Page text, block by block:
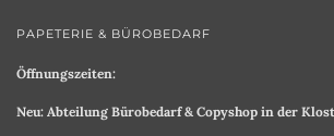
PAPETERIE & BÜROBEDARF
Öffnungszeiten:
Neu: Abteilung Bürobedarf & Copyshop in der